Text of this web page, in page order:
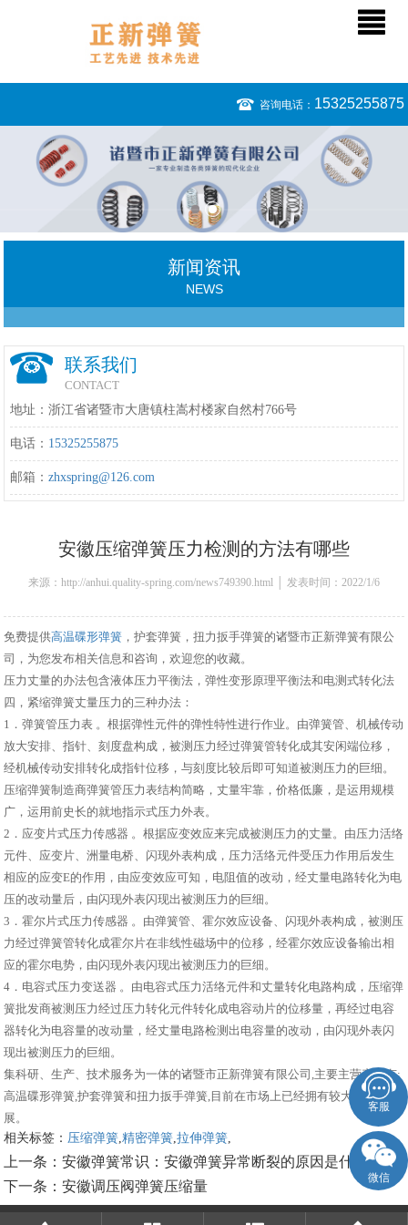
咨询电话： 15325255875
新闻资讯
NEWS
联系我们
CONTACT
地址：浙江省诸暨市大唐镇柱嵩村楼家自然村766号
电话： 15325255875
邮箱：zhxspring@126.com
安徽压缩弹簧压力检测的方法有哪些
来源：http://anhui.quality-spring.com/news749390.html │ 发表时间：2022/1/6
免费提供高温碟形弹簧 ，护套弹簧，扭力扳手弹簧的诸暨市正新弹簧有限公
司，为您发布相关信息和咨询，欢迎您的收藏。
压力丈量的办法包含液体压力平衡法，弹性变形原理平衡法和电测式转化法
四，紧缩弹簧丈量压力的三种办法：
1．弹簧管压力表 。根据弹性元件的弹性特性进行作业。由弹簧管、机械传动
放大安排、指针、刻度盘构成，被测压力经过弹簧管转化成其安闲端位移，
经机械传动安排转化成指针位移，与刻度比较后即可知道被测压力的巨细。
压缩弹簧制造商弹簧管压力表结构简略，丈量牢靠，价格低廉，是运用规模
广，运用前史长的就地指示式压力外表。
2．应变片式压力传感器 。根据应变效应来完成被测压力的丈量。由压力活络
元件、应变片、洲量电桥、闪现外表构成，压力活络元件受压力作用后发生
相应的应变E的作用，由应变效应可知，电阻值的改动，经丈量电路转化为电
压的改动量后，由闪现外表闪现出被测压力的巨细。
3．霍尔片式压力传感器 。由弹簧管、霍尔效应设备、闪现外表构成，被测压
力经过弹簧管转化成霍尔片在非线性磁场中的位移，经霍尔效应设备输出相
应的霍尔电势，由闪现外表闪现出被测压力的巨细。
4．电容式压力变送器 。由电容式压力活络元件和丈量转化电路构成，压缩弹
簧批发商被测压力经过压力转化元件转化成电容动片的位移量，再经过电容
器转化为电容量的改动量，经丈量电路检测出电容量的改动，由闪现外表闪
现出被测压力的巨细。
集科研、生产、技术服务为一体的诸暨市正新弹簧有限公司,主要主营产品有:
高温碟形弹簧,护套弹簧和扭力扳手弹簧,目前在市场上已经拥有较大规模和发
展。
相关标签： 压缩弹簧,精密弹簧,拉伸弹簧,
上一条：安徽弹簧常识：安徽弹簧异常断裂的原因是什么？
下一条：安徽调压阀弹簧压缩量
客服
微信